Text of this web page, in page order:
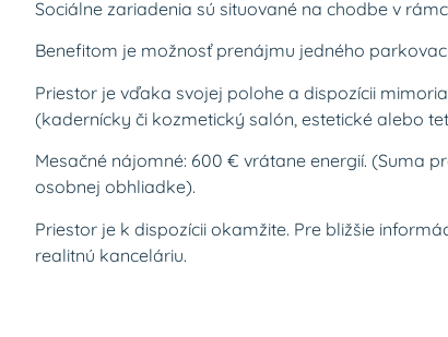
Sociálne zariadenia sú situované na chodbe v
Benefitom je možnosť prenájmu jedného
Priestor je vďaka svojej polohe a dispozícii
(kadernícky či kozmetický salón, estetické alebo
Mesačné nájomné: 600 € vrátane energií. (Suma
osobnej obhliadke).
Priestor je k dispozícii okamžite. Pre bližšie
realitnú kanceláriu.